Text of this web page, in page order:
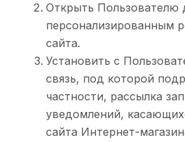
Открыть Пользователю
персонализированным
сайта.
Установить с
связь, под которой
частности, рассылка
уведомлений,
сайта Интернет-